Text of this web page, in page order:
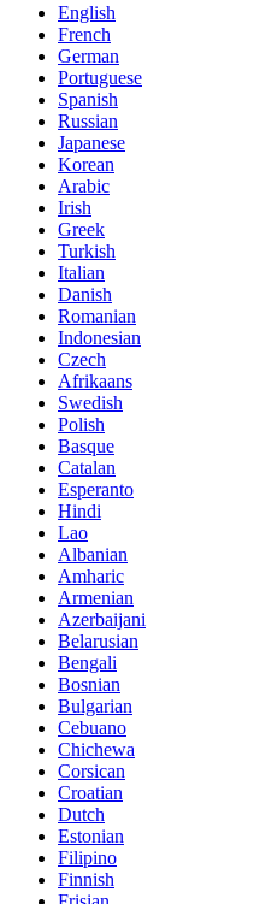
English
French
German
Portuguese
Spanish
Russian
Japanese
Korean
Arabic
Irish
Greek
Turkish
Italian
Danish
Romanian
Indonesian
Czech
Afrikaans
Swedish
Polish
Basque
Catalan
Esperanto
Hindi
Lao
Albanian
Amharic
Armenian
Azerbaijani
Belarusian
Bengali
Bosnian
Bulgarian
Cebuano
Chichewa
Corsican
Croatian
Dutch
Estonian
Filipino
Finnish